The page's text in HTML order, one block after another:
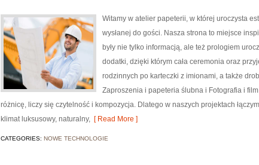
Witamy w atelier papeterii, w której uroczysta
wysłanej do gości. Nasza strona to miejsce
były nie tylko informacją, ale też prologiem
dodatki, dzięki którym cała ceremonia oraz
rodzinnych po karteczki z imionami, a także
Zaproszenia i papeteria ślubna i Fotografia i
różnicę, liczy się czytelność i kompozycja. Dlatego w naszych projektach
klimat luksusowy, naturalny, [ Read More ]
CATEGORIES: NOWE TECHNOLOGIE